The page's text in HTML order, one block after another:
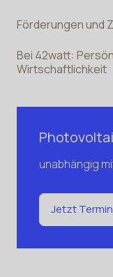
Förderungen und
Bei 42watt:
Wirtschaftlichkeit
unabhängig
Jetzt